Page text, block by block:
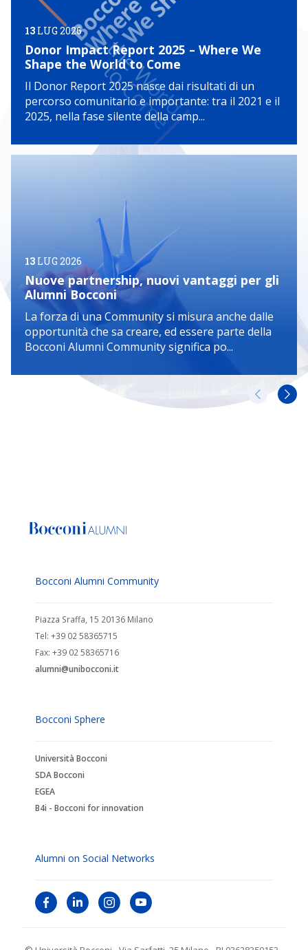
13 LUG 2026
Donor Impact Report 2025 – Where We
Shape the World to Come
Il Donor Report 2025 nasce dai risultati di un
percorso comunitario e importante: tra il 2021 e il
2025, nella fase silente della camp...
13 LUG 2026
Nuove partnership, nuovi vantaggi per gli
Alumni Bocconi
La forza di una Community si misura anche dalle
opportunità che sa creare, ed essere parte della
Bocconi Alumni Community significa po...
Bocconi Alumni Community
Piazza Sraffa, 15 20136 Milano
Tel: +39 02 58365715
Fax: +39 02 58365716
alumni@unibocconi.it
Bocconi Sphere
Università Bocconi
SDA Bocconi
EGEA
B4i - Bocconi for innovation
Alumni on Social Networks